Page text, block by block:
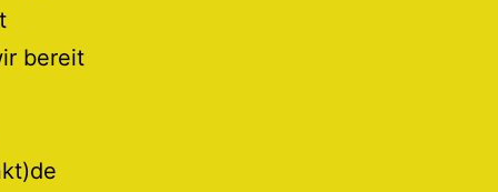
bereit